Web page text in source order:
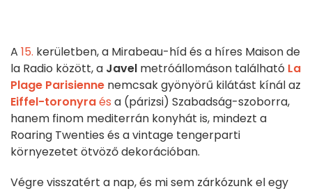
A 15. kerületben, a Mirabeau-híd és a híres Maison de
la Radio között, a Javel metróállomáson található La
Plage Parisienne nemcsak gyönyörű kilátást kínál az
Eiffel-toronyraés a (párizsi) Szabadság-szoborra,
hanem finom mediterrán konyhát is, mindezt a
Roaring Twenties és a vintage tengerparti
környezetet ötvöző dekorációban.
Végre visszatért a nap, és mi sem zárkózunk el egy